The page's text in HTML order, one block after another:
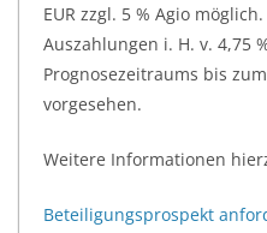
EUR zzgl. 5 % Agio
Auszahlungen i. H. v. 4,75
Prognosezeitraums bis
vorgesehen.
Weitere Informationen
Beteiligungsprospekt